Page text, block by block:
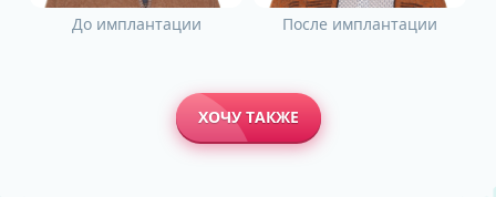
До имплантации После имплантации
ХОЧУ ТАКЖЕ